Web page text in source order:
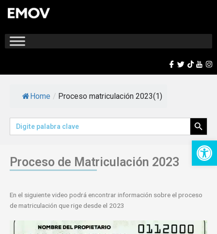
Home / Proceso matriculación 2023(1)
Search
for:
Search Button
Proceso de Matriculación 2023
En el siguiente video podrá encontrar información sobre el proceso
de matriculación que rige desde el 2023